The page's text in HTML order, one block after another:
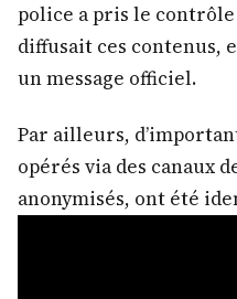
police a pris le
diffusait ces contenus,
un message officiel.
Par ailleurs,
opérés via des canaux
anonymisés, ont été